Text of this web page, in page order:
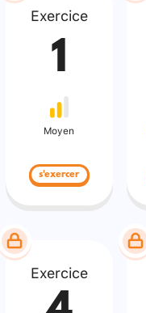
Exercice
1
Moyen
s'exercer
Exercice